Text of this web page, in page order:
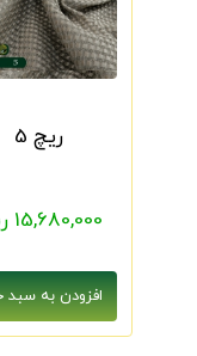
ریچ 5
15,680,000 ریال